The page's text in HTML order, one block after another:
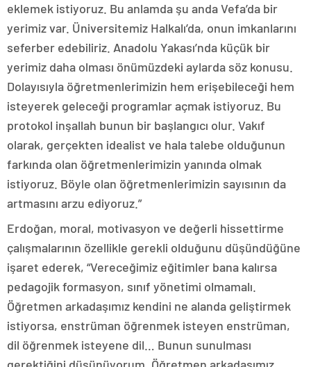
eklemek istiyoruz. Bu anlamda şu anda Vefa’da bir
yerimiz var. Üniversitemiz Halkalı’da, onun imkanlarını
seferber edebiliriz. Anadolu Yakası’nda küçük bir
yerimiz daha olması önümüzdeki aylarda söz konusu.
Dolayısıyla öğretmenlerimizin hem erişebileceği hem
isteyerek geleceği programlar açmak istiyoruz. Bu
protokol inşallah bunun bir başlangıcı olur. Vakıf
olarak, gerçekten idealist ve hala talebe olduğunun
farkında olan öğretmenlerimizin yanında olmak
istiyoruz. Böyle olan öğretmenlerimizin sayısının da
artmasını arzu ediyoruz.”
Erdoğan, moral, motivasyon ve değerli hissettirme
çalışmalarının özellikle gerekli olduğunu düşündüğüne
işaret ederek, “Vereceğimiz eğitimler bana kalırsa
pedagojik formasyon, sınıf yönetimi olmamalı.
Öğretmen arkadaşımız kendini ne alanda geliştirmek
istiyorsa, enstrüman öğrenmek isteyen enstrüman,
dil öğrenmek isteyene dil… Bunun sunulması